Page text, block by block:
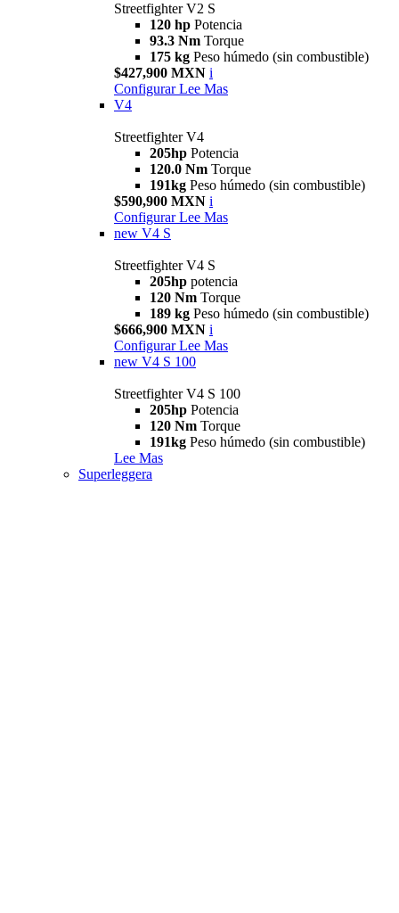
Streetfighter V2 S
120 hp Potencia
93.3 Nm Torque
175 kg Peso húmedo (sin combustible)
$427,900 MXN i
Configurar Lee Mas
V4
Streetfighter V4
205hp Potencia
120.0 Nm Torque
191kg Peso húmedo (sin combustible)
$590,900 MXN i
Configurar Lee Mas
new V4 S
Streetfighter V4 S
205hp potencia
120 Nm Torque
189 kg Peso húmedo (sin combustible)
$666,900 MXN i
Configurar Lee Mas
new V4 S 100
Streetfighter V4 S 100
205hp Potencia
120 Nm Torque
191kg Peso húmedo (sin combustible)
Lee Mas
Superleggera